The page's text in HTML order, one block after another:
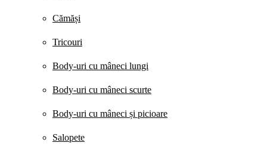
Cămăși
Tricouri
Body-uri cu mâneci lungi
Body-uri cu mâneci scurte
Body-uri cu mâneci și picioare
Salopete